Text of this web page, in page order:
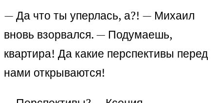
— Да что ты уперлась, а?! — Михаил
вновь взорвался. — Подумаешь,
квартира! Да какие перспективы перед
нами открываются!